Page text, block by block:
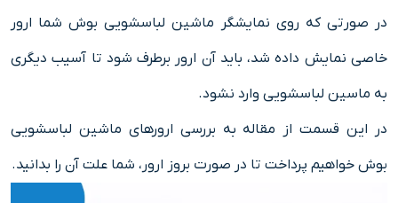
در صورتی که روی نمایشگر ماشین لباسشویی بوش شما ارور
خاصی نمایش داده شد، باید آن ارور برطرف شود تا آسیب دیگری
به ماسین لباسشویی وارد نشود.
در این قسمت از مقاله به بررسی ارورهای ماشین لباسشویی
بوش خواهیم پرداخت تا در صورت بروز ارور، شما علت آن را بدانید.